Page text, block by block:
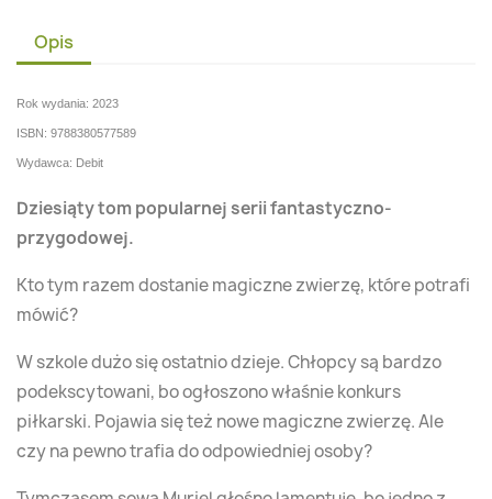
Opis
Rok wydania: 2023
ISBN: 9788380577589
Wydawca: Debit
Dziesiąty tom popularnej serii fantastyczno-
przygodowej.
Kto tym razem dostanie magiczne zwierzę, które potrafi
mówić?
W szkole dużo się ostatnio dzieje. Chłopcy są bardzo
podekscytowani, bo ogłoszono właśnie konkurs
piłkarski. Pojawia się też nowe magiczne zwierzę. Ale
czy na pewno trafia do odpowiedniej osoby?